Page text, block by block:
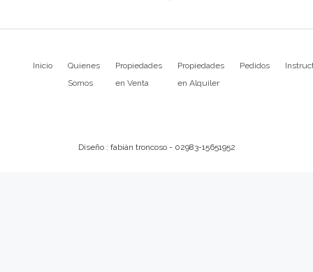
Inicio
Quienes
Somos
Propiedades
en Venta
Propiedades
en Alquiler
Pedidos
Diseño : fabián troncoso - 02983-15651952